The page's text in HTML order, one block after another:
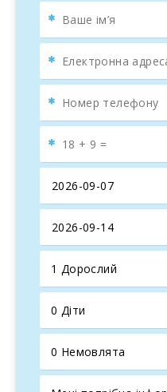
душем.
Ця квартира пропонує
кондиціонування
достатньо для підтримки
температури
Ділянкаогородженаі
частина будинку є
насолоди лінивими
дуже приємний і
комфортними меблями
Тераса пропонує
У басейні є шезлонги
майданчик
сонце стає занадто
деревозабезпечує
роблячи вашвідпочинок
незабутнім.
Тераса, яка дуже